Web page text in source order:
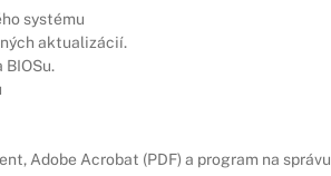
systému
aktualizácií.
Adobe Acrobat (PDF) a program na správu